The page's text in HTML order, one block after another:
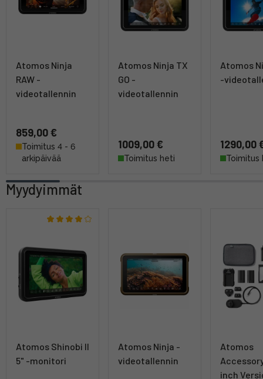
Atomos Ninja
RAW -
videotallennin
859,00 €
Toimitus 4 - 6
arkipäivää
Atomos Ninja TX
GO -
videotallennin
1009,00 €
Toimitus heti
Atomos
-
1290,00
Toimitus
Myydyimmät
Atomos Shinobi II
5" -monitori
Atomos Ninja -
videotallennin
Atomos
inch